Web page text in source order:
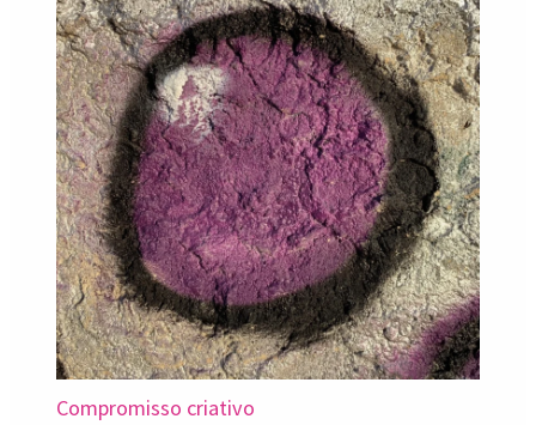
Compromisso criativo